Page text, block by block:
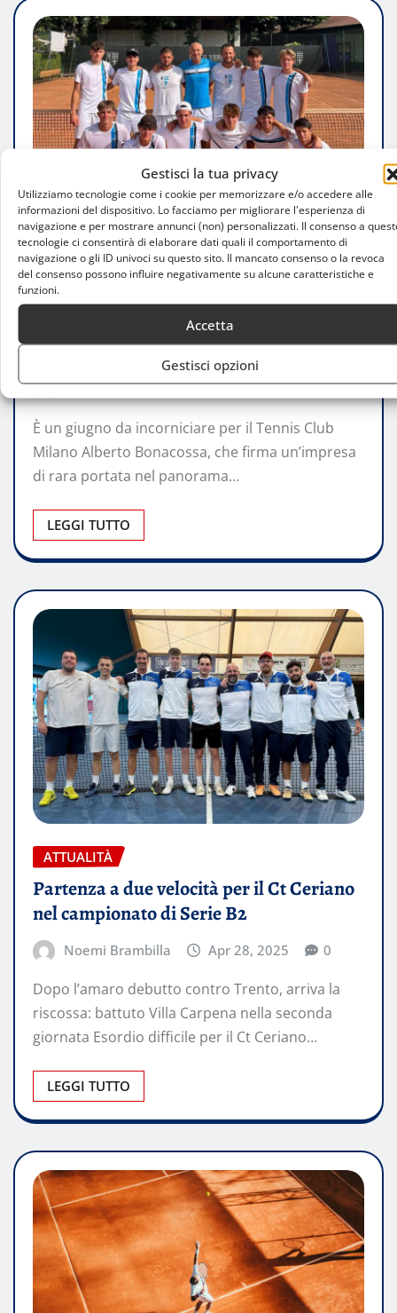
Gestisci la tua privacy
Utilizziamo tecnologie come i cookie per memorizzare e/o accedere alle
informazioni del dispositivo. Lo facciamo per migliorare l'esperienza di
navigazione e per mostrare annunci (non) personalizzati. Il consenso a
tecnologie ci consentirà di elaborare dati quali il comportamento di
navigazione o gli ID univoci su questo sito. Il mancato consenso o la revoca
del consenso possono influire negativamente su alcune caratteristiche e
funzioni.
Accetta
Gestisci opzioni
STORIE
Tc Milano, doppia promozione storica:
anche la squadra maschile vola in Serie
B2
Luca Talotta Giu 24, 2025 0
È un giugno da incorniciare per il Tennis Club
Milano Alberto Bonacossa, che firma un’impresa
di rara portata nel panorama…
LEGGI TUTTO
ATTUALITÀ
Partenza a due velocità per il Ct Ceriano
nel campionato di Serie B2
Noemi Brambilla Apr 28, 2025 0
Dopo l’amaro debutto contro Trento, arriva la
riscossa: battuto Villa Carpena nella seconda
giornata Esordio difficile per il Ct Ceriano…
LEGGI TUTTO